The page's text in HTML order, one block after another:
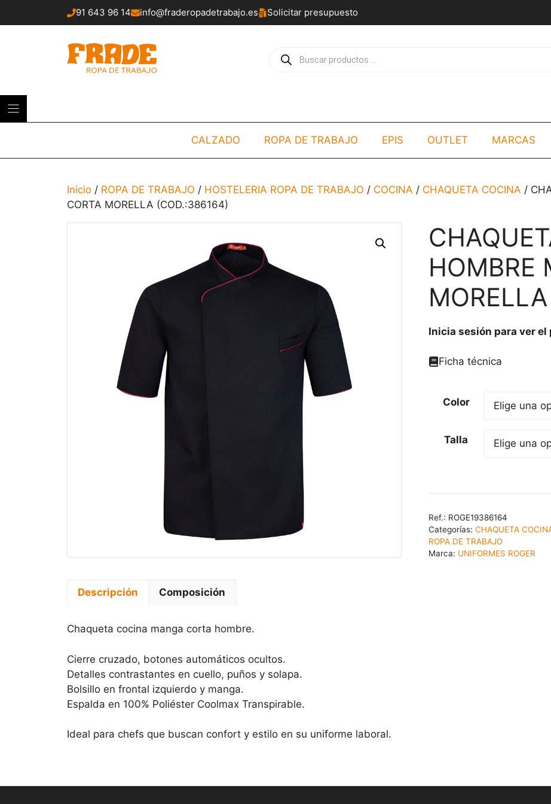
91 643 96 14 info@fraderopadetrabajo.es Solicitar presupuesto
Búsqueda
de
CALZADO ROPA DE TRABAJO EPIS OUTLET MARCAS
Inicio / ROPA DE TRABAJO / HOSTELERIA ROPA DE TRABAJO / COCINA / CHAQUETA COCINA /
CORTA MORELLA (COD.:386164)
HOMBRE
Inicia sesión para ver el
Ficha técnica
Color
Talla
Ref.: ROGE19386164
Categorías: CHAQUETA
ROPA DE TRABAJO
Marca: UNIFORMES ROGER
Descripción Composición
Chaqueta cocina manga corta hombre.
Cierre cruzado, botones automáticos ocultos.
Detalles contrastantes en cuello, puños y solapa.
Bolsillo en frontal izquierdo y manga.
Espalda en 100% Poliéster Coolmax Transpirable.
Ideal para chefs que buscan confort y estilo en su uniforme laboral.